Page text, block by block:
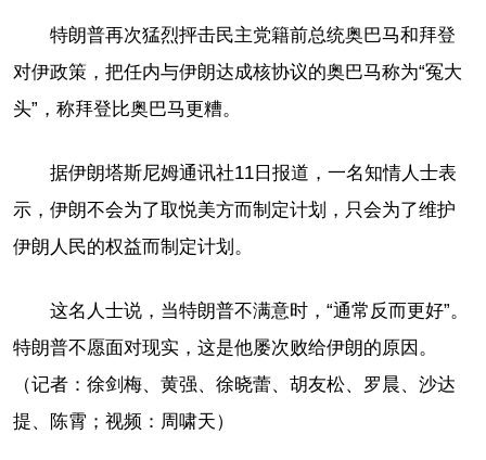
特朗普再次猛烈抨击民主党籍前总统奥巴马和拜登
对伊政策，把任内与伊朗达成核协议的奥巴马称为“冤大
头”，称拜登比奥巴马更糟。
据伊朗塔斯尼姆通讯社11日报道，一名知情人士表
示，伊朗不会为了取悦美方而制定计划，只会为了维护
伊朗人民的权益而制定计划。
这名人士说，当特朗普不满意时，“通常反而更好”。
特朗普不愿面对现实，这是他屡次败给伊朗的原因。
（记者：徐剑梅、黄强、徐晓蕾、胡友松、罗晨、沙达
提、陈霄；视频：周啸天）